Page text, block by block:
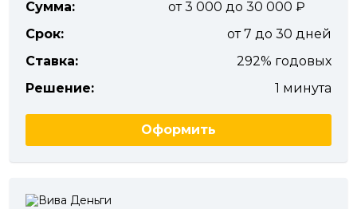
Сумма:
от 3 000 до 30 000
Срок:
от 7 до 30 дней
Ставка:
292% годовых
Решение:
1 минута
Оформить